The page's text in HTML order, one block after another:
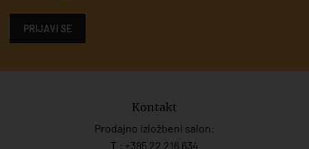
PRIJAVI SE
Kontakt
Prodajno izložbeni salon:
T.: +385 22 216 634